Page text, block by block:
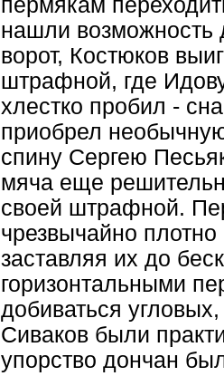
пермякам
нашли возможность
ворот, Костюков
штрафной, где
хлестко пробил -
приобрел
спину Сергею
мяча еще
своей штрафной.
чрезвычайно
заставляя их до
горизонтальными
добиваться
Сиваков были
упорство дончан